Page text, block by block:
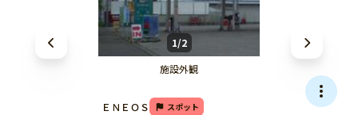
1/2
施設外観
ＥＮＥＯＳ スポット